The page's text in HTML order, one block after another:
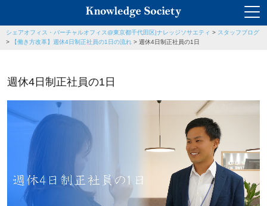
シェアオフィス・バーチャルオフィス@東京都千代田区|ナレッジソサエティ > スタッフブログ
>
【働き方改革】週休4日制正社員の1日の流れ > 週休4日制正社員の1日
週休4日制正社員の1日